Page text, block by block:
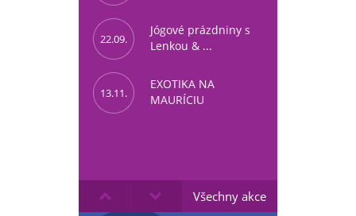
22.09.
Jógové prázdniny s
Lenkou & ...
13.11.
EXOTIKA NA
MAURÍCIU
Všechny akce